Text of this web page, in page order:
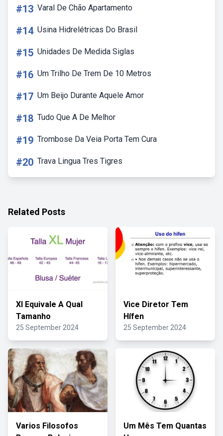
#13 Varal De Chão Apartamento
#14 Usina Hidrelétricas Do Brasil
#15 Unidades De Medida Siglas
#16 Um Trilho De Trem De 10 Metros
#17 Um Beijo Durante Aquele Amor
#18 Tudo Que A De Melhor
#19 Trombose Da Veia Porta Tem Cura
#20 Trava Lingua Tres Tigres
Related Posts
Xl Equivale A Qual
Tamanho
25 September 2024
Vice Diretor Tem
Hífen
25 September 2024
Varios Filosofos
Um Mês Tem Quantas